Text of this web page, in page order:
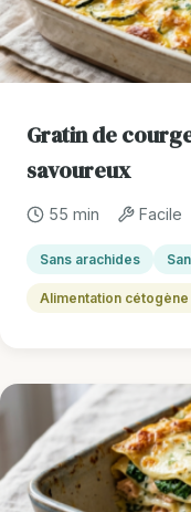
Gratin de
savoureux
55 min Facile
Sans arachides
Alimentation